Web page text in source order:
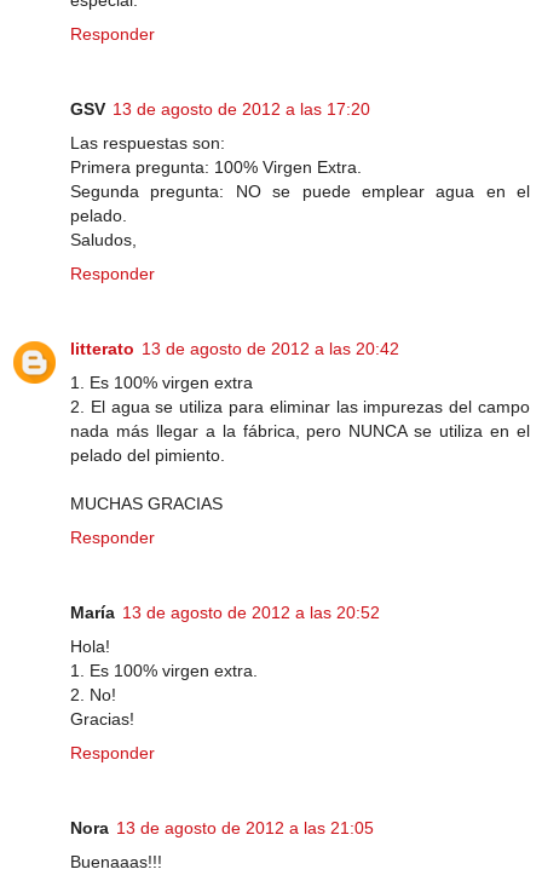
Responder
GSV 13 de agosto de 2012 a las 17:20
Las respuestas son:
Primera pregunta: 100% Virgen Extra.
Segunda pregunta: NO se puede emplear agua en el
pelado.
Saludos,
Responder
litterato 13 de agosto de 2012 a las 20:42
1. Es 100% virgen extra
2. El agua se utiliza para eliminar las impurezas del campo
nada más llegar a la fábrica, pero NUNCA se utiliza en el
pelado del pimiento.
MUCHAS GRACIAS
Responder
María 13 de agosto de 2012 a las 20:52
Hola!
1. Es 100% virgen extra.
2. No!
Gracias!
Responder
Nora 13 de agosto de 2012 a las 21:05
Buenaaas!!!